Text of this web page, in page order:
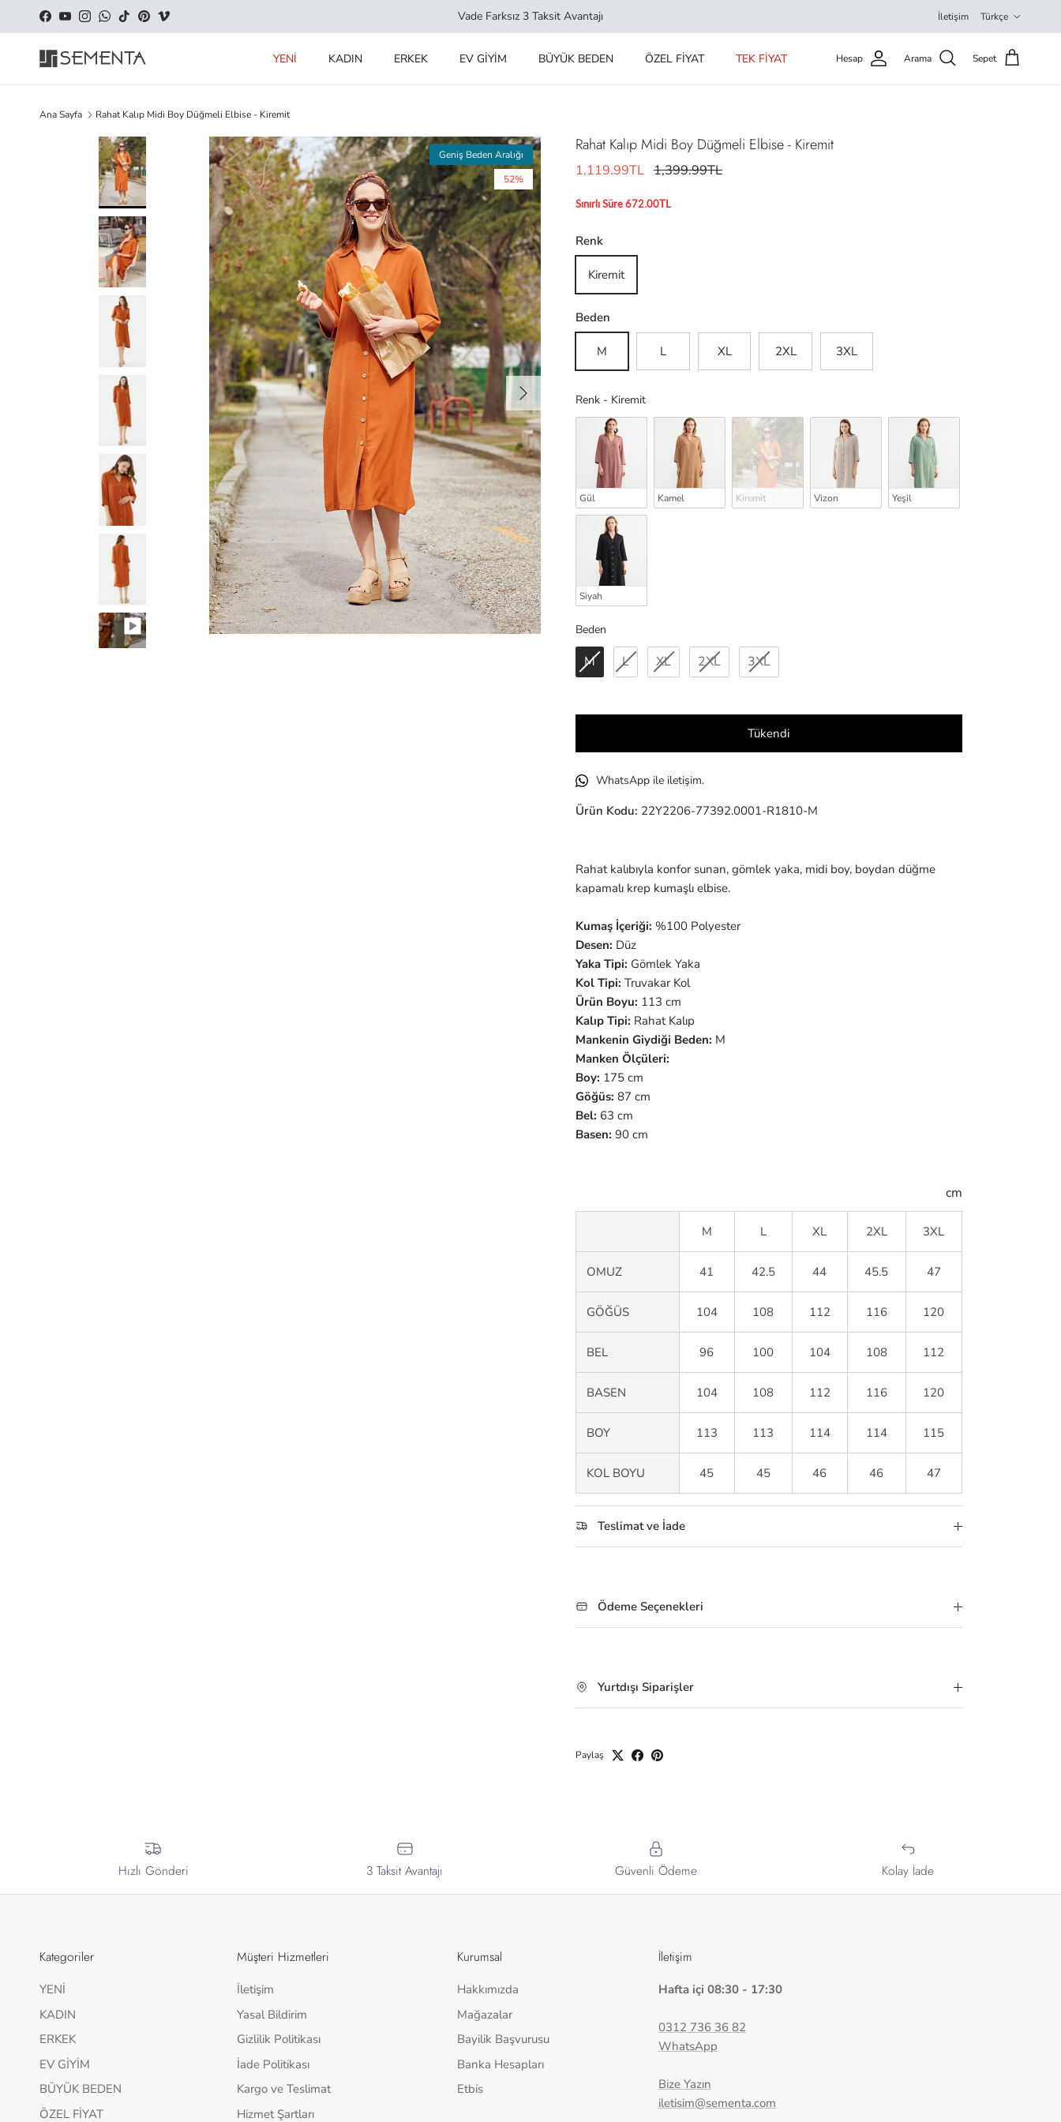
İçeriği geç
Facebook
YouTubeInstagramWhatsApp
TikTokPinterestVimeo Vade Farksız 3 Taksit Avantajı İletişim Türkçe
YENİ KADIN ERKEK EV GİYİM BÜYÜK BEDEN ÖZEL FİYAT TEK FİYAT Hesap Arama Sepet
Ana Sayfa Rahat Kalıp Midi Boy Düğmeli Elbise - Kiremit
Sonraki
Geniş Beden Aralığı
52%
Rahat Kalıp Midi Boy Düğmeli Elbise - Kiremit
1,119.99TL 1,399.99TL
Sınırlı Süre 672.00TL
Renk
Kiremit
Beden
M L XL 2XL 3XL
Renk - KiremitRenk
Gül Kamel Kiremit Vizon Yeşil
Siyah
Beden
Beden
M L XL 2XL 3XL
Tükendi
WhatsApp ile iletişim.
Ürün Kodu: 22Y2206-77392.0001-R1810-M
Rahat kalıbıyla konfor sunan, gömlek yaka, midi boy, boydan düğme
kapamalı krep kumaşlı elbise.
Kumaş İçeriği: %100 Polyester
Desen: Düz
Yaka Tipi: Gömlek Yaka
Kol Tipi: Truvakar Kol
Ürün Boyu: 113 cm
Kalıp Tipi: Rahat Kalıp
Mankenin Giydiği Beden: M
Manken Ölçüleri:
Boy: 175 cm
Göğüs: 87 cm
Bel: 63 cm
Basen: 90 cm
cm
M L XL 2XL 3XL
OMUZ 41 42.5 44 45.5 47
GÖĞÜS 104 108 112 116 120
BEL 96 100 104 108 112
BASEN 104 108 112 116 120
BOY 113 113 114 114 115
KOL BOYU 45 45 46 46 47
Teslimat ve İade
Ödeme Seçenekleri
Yurtdışı Siparişler
Paylaş
Hızlı Gönderi 3 Taksit Avantajı Güvenli Ödeme Kolay İade
Kategoriler
YENİ
KADIN
ERKEK
EV GİYİM
BÜYÜK BEDEN
ÖZEL FİYAT
Müşteri Hizmetleri
İletişim
Yasal Bildirim
Gizlilik Politikası
İade Politikası
Kargo ve Teslimat
Hizmet Şartları
Kurumsal
Hakkımızda
Mağazalar
Bayilik Başvurusu
Banka Hesapları
Etbis
İletişim
Hafta içi 08:30 - 17:30
0312 736 36 82
WhatsApp
Bize Yazın
iletisim@sementa.com